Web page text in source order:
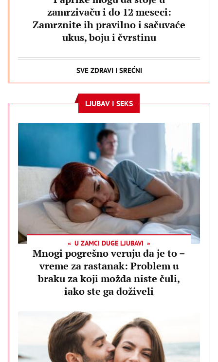
zamrzivaču i do 12 meseci:
Zamrznite ih pravilno i sačuvaće
ukus, boju i čvrstinu
SVE ZDRAVI I SREĆNI
LJUBAV I SEKS
U ZAMCI DUGE LJUBAVI
Mnogi pogrešno veruju da je to –
vreme za rastanak: Problem u
braku za koji možda niste čuli,
iako ste ga doživeli